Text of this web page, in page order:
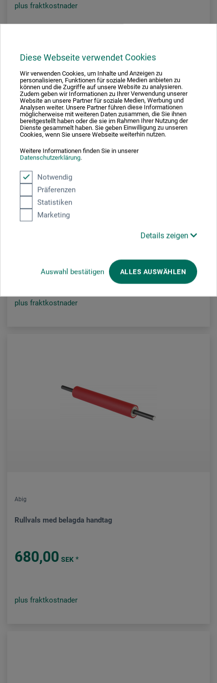
Diese Webseite verwendet Cookies
Wir verwenden Cookies, um Inhalte und Anzeigen zu
personalisieren, Funktionen für soziale Medien anbieten zu
können und die Zugriffe auf unsere Website zu analysieren.
Zudem geben wir Informationen zu Ihrer Verwendung unserer
Website an unsere Partner für soziale Medien, Werbung und
Analysen weiter. Unsere Partner führen diese Informationen
möglicherweise mit weiteren Daten zusammen, die Sie ihnen
bereitgestellt haben oder die sie im Rahmen Ihrer Nutzung der
Dienste gesammelt haben. Sie geben Einwilligung zu unseren
Cookies, wenn Sie unsere Webseite weiterhin nutzen.
Weitere Informationen finden Sie in unserer
Datenschutzerklärung.
Notwendig
Präferenzen
Statistiken
Marketing
Details zeigen
Auswahl bestätigen ALLES AUSWÄHLEN
plus fraktkostnader
Linoleumredskap
plus fraktkostnader
Abig
Rullvals med belagda handtag
680,00 SEK *
plus fraktkostnader